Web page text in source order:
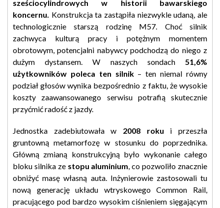
sześciocylindrowych w historii bawarskiego
koncernu. Konstrukcja ta zastąpiła niezwykle udaną, ale
technologicznie starszą rodzinę M57. Choć silnik
zachwyca kulturą pracy i potężnym momentem
obrotowym, potencjalni nabywcy podchodzą do niego z
dużym dystansem. W naszych sondach 51,6%
użytkowników poleca ten silnik– ten niemal równy
podział głosów wynika bezpośrednio z faktu, że wysokie
koszty zaawansowanego serwisu potrafią skutecznie
przyćmić radość z jazdy.
Jednostka zadebiutowała w 2008 roku i przeszła
gruntowną metamorfozę w stosunku do poprzednika.
Główną zmianą konstrukcyjną było wykonanie całego
bloku silnika ze stopu aluminium, co pozwoliło znacznie
obniżyć masę własną auta. Inżynierowie zastosowali tu
nową generację układu wtryskowego Common Rail,
pracującego pod bardzo wysokim ciśnieniem sięgającym